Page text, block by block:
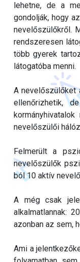
lehetne, de a
gondolják, hogy
nevelőszülőkről.
rendszeresen
több gyerek
látogatóba menni.
A nevelőszülőket
ellenőrizhetik,
nevelőszülői
Felmerült a
nevelőszülők
ból 10 aktív
A még csak
alkalmatlannak:
azonban az sem,
Ami a